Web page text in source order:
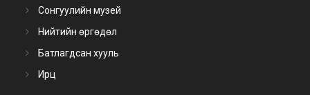
Сонгуулийн музей
Нийтийн өргөдөл
Батлагдсан хууль
Ирц